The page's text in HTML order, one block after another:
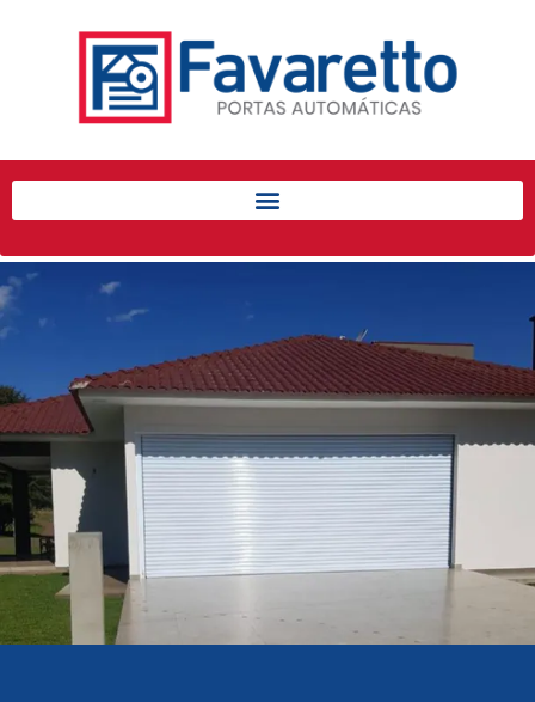
Início
Porta de Enrolar Automática
Automatizadores
Acessórios Para Portas de
Pintura eletrostática
Portfólio
Contato
Acessórios